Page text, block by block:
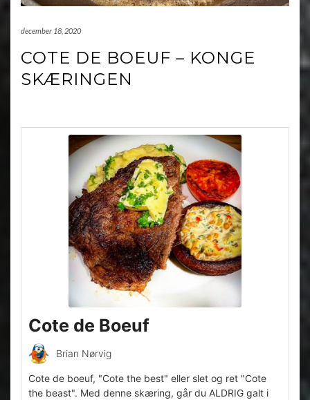
december 18, 2020
COTE DE BOEUF – KONGE
SKÆRINGEN
Cote de Boeuf
Brian Nørvig
Cote de boeuf, "Cote the best" eller slet og ret "Cote
the beast". Med denne skæring, går du ALDRIG galt i